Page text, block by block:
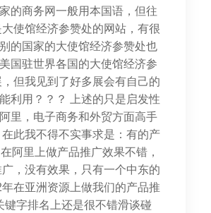
的商务网一般用本国语，但往
使馆经济参赞处的网站，有很
的国家的大使馆经济参赞处也
国驻世界各国的大使馆经济参
但我见到了好多展会有自己的
利用？？？ 上述的只是启发性
里，电子商务和外贸方面高手
此我不得不实事求是：有的产
阿里上做产品推广效果不错，
，没有效果，只有一个中东的
在亚洲资源上做我们的产品推
字排名上还是很不错滑谈碰